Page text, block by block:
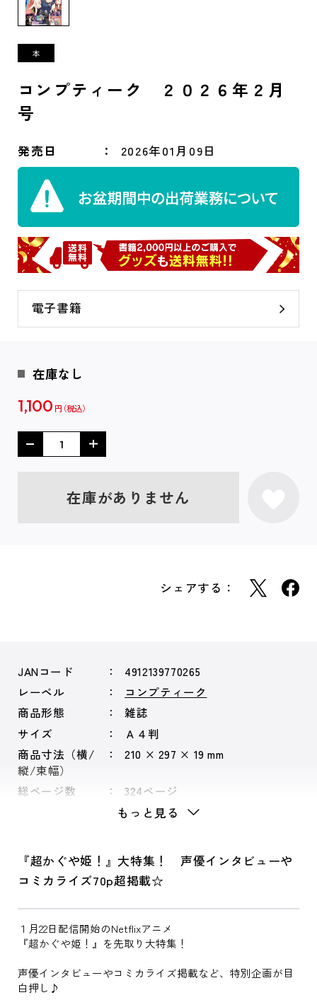
コンプティーク ２０２６年２月
号
発売日 2026年01月09日
電子書籍
在庫なし
1,100 円
在庫がありません
シェアする：
JANコード
4912139770265
レーベル
コンプティーク
商品形態
雑誌
サイズ
Ａ４判
商品寸法（横/
縦/束幅）
210 × 297 × 19 mm
総ページ数 324ページ
もっと見る
『超かぐや姫！』大特集！ 声優インタビューや
コミカライズ70p超掲載☆
１月22日配信開始のNetflixアニメ
『超かぐや姫！』を先取り大特集！
声優インタビューやコミカライズ掲載など、特別企画が目
白押し♪